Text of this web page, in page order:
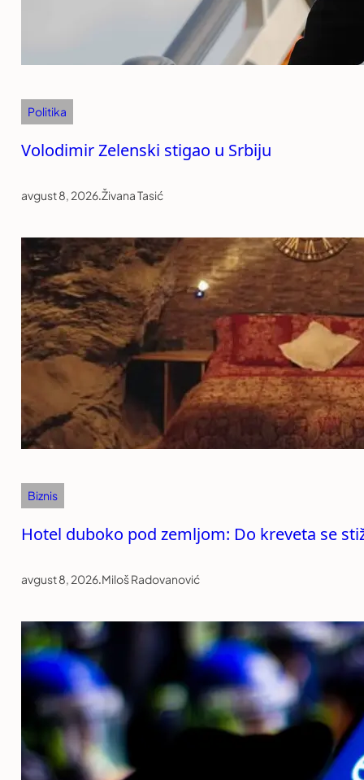
Politika
Volodimir Zelenski stigao u Srbiju
avgust 8, 2026.Živana Tasić
Biznis
Hotel duboko pod zemljom: Do kreveta se
avgust 8, 2026.Miloš Radovanović